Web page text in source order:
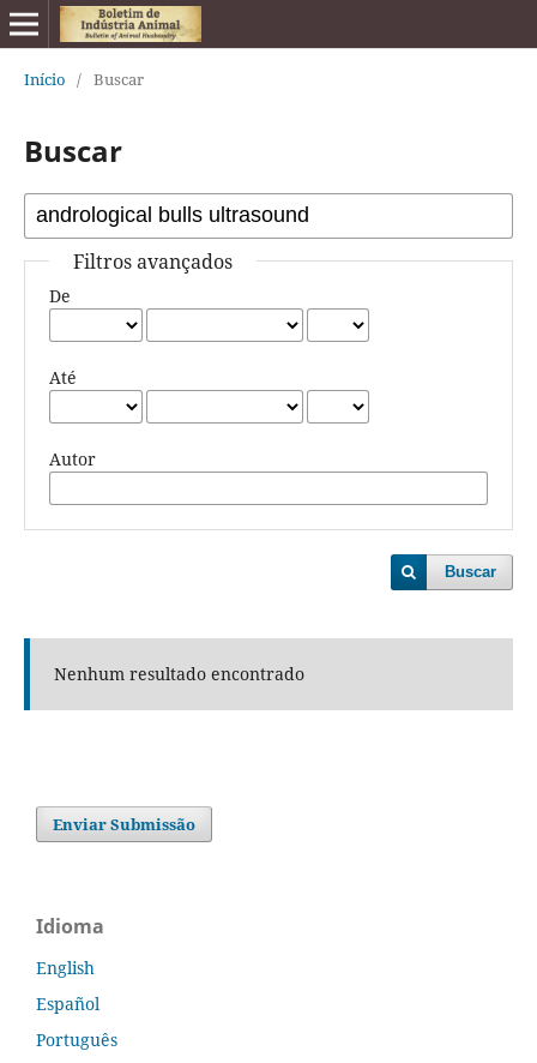
Início / Buscar
Buscar
Filtros avançados
De
Até
Autor
Buscar
Nenhum resultado encontrado
Enviar Submissão
Idioma
English
Español
Português